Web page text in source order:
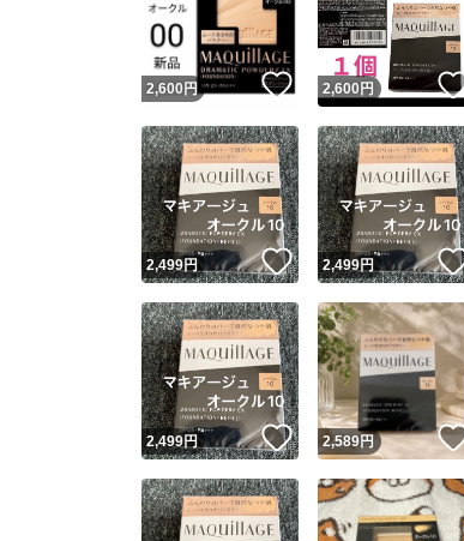
2,600 円 いいね！
2,600 円
2,499円 いいね！
2,499円
2,499円 いいね！
2,589円